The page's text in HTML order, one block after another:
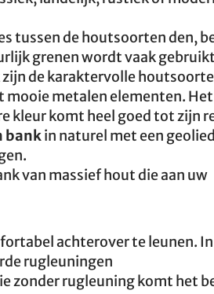
tussen de houtsoorten den,
grenen wordt vaak
de karaktervolle
mooie metalen elementen.
kleur komt heel goed tot zijn
bankin naturel met een
van massief hout die aan uw
achterover te leunen.
rugleuningen
zonder rugleuning komt het